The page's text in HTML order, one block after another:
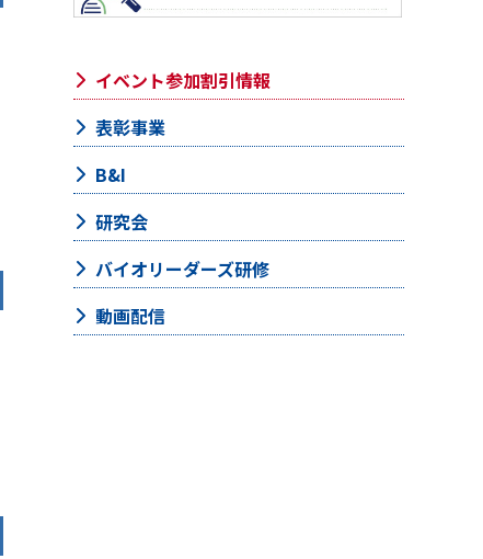
イベント参加割引情報
表彰事業
B&I
研究会
バイオリーダーズ研修
動画配信